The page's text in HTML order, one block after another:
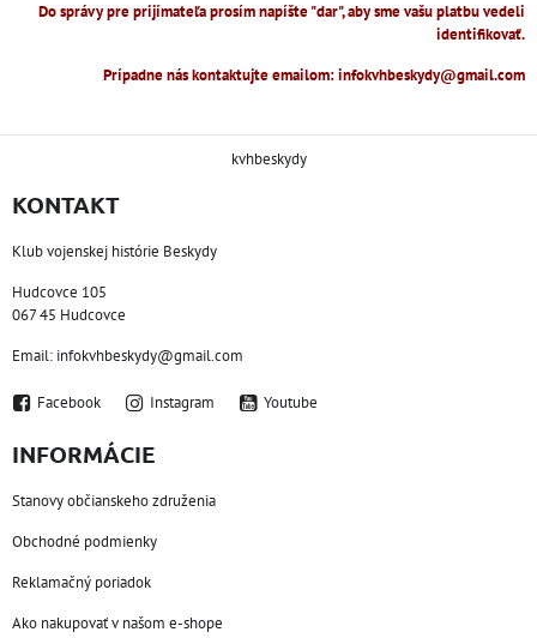
Do správy pre prijímateľa prosím napíšte "dar", aby sme vašu platbu vedeli
identifikovať.
Prípadne nás kontaktujte emailom: infokvhbeskydy@gmail.com
kvhbeskydy
KONTAKT
Klub vojenskej histórie Beskydy
Hudcovce 105
067 45 Hudcovce
Email: infokvhbeskydy@gmail.com
Facebook Instagram Youtube
INFORMÁCIE
Stanovy občianskeho združenia
Obchodné podmienky
Reklamačný poriadok
Ako nakupovať v našom e-shope